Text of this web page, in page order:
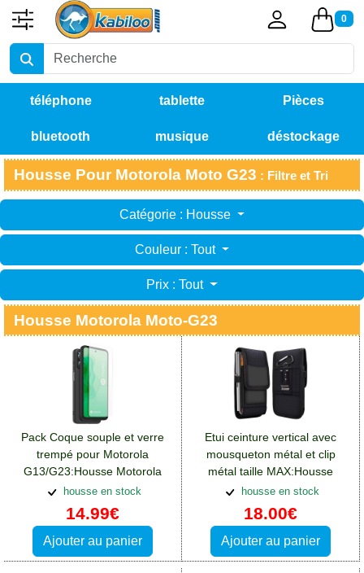
0
téléphone tablette Pièces
détachées
bluetooth musique déstockage
Housse Pour Motorola Moto G23 : Filtre et Tri
Catégorie : Housse
Couleur : Tout
Prix : Tout
Housse Motorola Moto-G23
Pack Coque souple et verre
trempé pour Motorola
G13/G23:Housse Motorola
Moto G23
housse en stock
14.99€
Ajouter au panier
Etui ceinture vertical avec
mousqueton métal et clip
métal taille MAX:Housse
Motorola Moto G23
housse en stock
18.00€
Ajouter au panier